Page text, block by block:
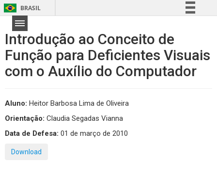
BRASIL
Comunica BR
Participe
Acesso à informação
Legislação
Introdução ao Conceito de
Função para Deficientes Visuais
com o Auxílio do Computador
Aluno: Heitor Barbosa Lima de Oliveira
Orientação: Claudia Segadas Vianna
Data de Defesa: 01 de março de 2010
Download